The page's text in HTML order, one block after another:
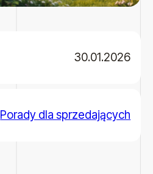
30.01.2026
Porady dla sprzedających